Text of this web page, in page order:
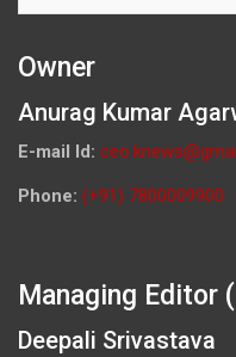
Owner
Anurag Kumar
E-mail Id:
Phone: (+91) 7800009900
Managing Editor
Deepali Srivastava